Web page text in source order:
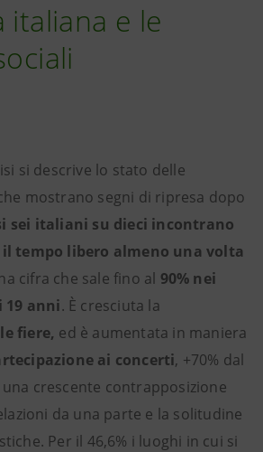
italiana e le
si descrive lo stato delle
mostrano segni di ripresa dopo
sei italiani su dieci incontrano
tempo libero almeno una volta
cifra che sale fino al 90% nei
19 anni. È cresciuta la
fiere, ed è aumentata in maniera
ai concerti, +70% dal
crescente contrapposizione
da una parte e la solitudine
Per il 46,6% i luoghi in cui si